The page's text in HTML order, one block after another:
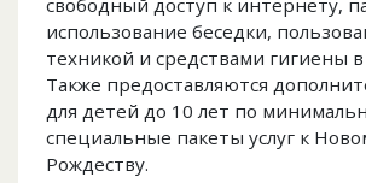
свободный доступ к интернету,
использование беседки,
техникой и средствами гигиены
Также предоставляются
для детей до 10 лет по
специальные пакеты услуг к
Рождеству.